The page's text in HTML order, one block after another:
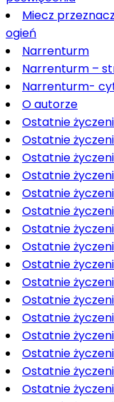
Miecz
ogień
Narrenturm
Narrenturm –
Narrenturm-
O autorze
Ostatnie
Ostatnie
Ostatnie
Ostatnie
Ostatnie
Ostatnie
Ostatnie
Ostatnie
Ostatnie
Ostatnie
Ostatnie
Ostatnie
Ostatnie
Ostatnie
Ostatnie
Ostatnie